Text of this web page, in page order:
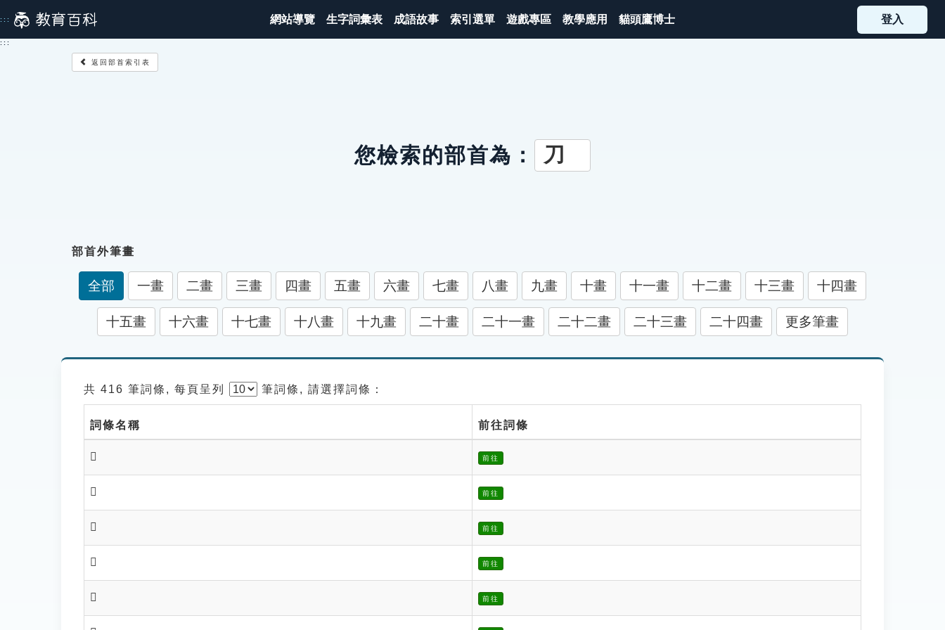
到
主
::: 網站導覽 生字詞彙表 成語故事 索引選單 遊戲專區 教學應用 貓頭鷹博士 登入
:::
返回部首索引表
您檢索的部首為： 刀
部首外筆畫
全部 一畫 二畫 三畫 四畫 五畫 六畫 七畫 八畫 九畫 十畫 十一畫 十二畫 十三畫 十四畫
十五畫 十六畫 十七畫 十八畫 十九畫 二十畫 二十一畫 二十二畫 二十三畫 二十四畫 更多筆畫
共 416 筆詞條, 每頁呈列 筆詞條, 請選擇詞條：
詞條名稱 前往詞條
𠜕 前往
𠜖 前往
𠜗 前往
𠜘 前往
𠜙 前往